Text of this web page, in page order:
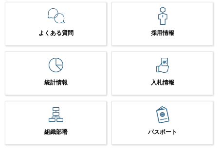
よくある質問 採用情報
統計情報 入札情報
組織部署 パスポート